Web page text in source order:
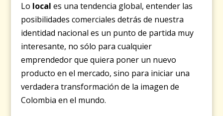
Lo local es una tendencia global, entender las
posibilidades comerciales detrás de nuestra
identidad nacional es un punto de partida muy
interesante, no sólo para cualquier
emprendedor que quiera poner un nuevo
producto en el mercado, sino para iniciar una
verdadera transformación de la imagen de
Colombia en el mundo.